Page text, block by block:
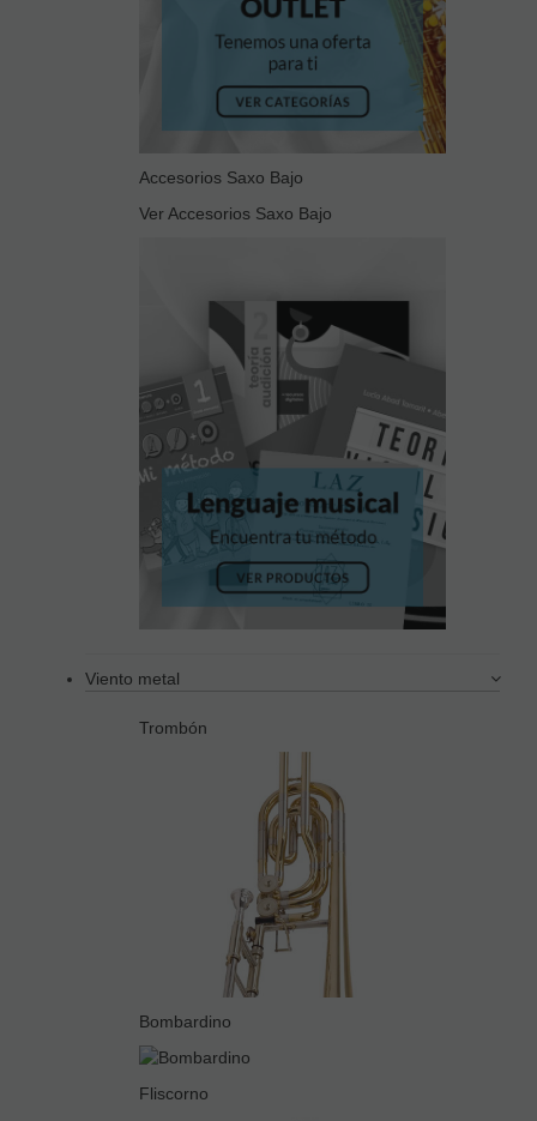
Accesorios Saxo Bajo
Ver Accesorios Saxo Bajo
Viento metal
Trombón
Bombardino
Fliscorno